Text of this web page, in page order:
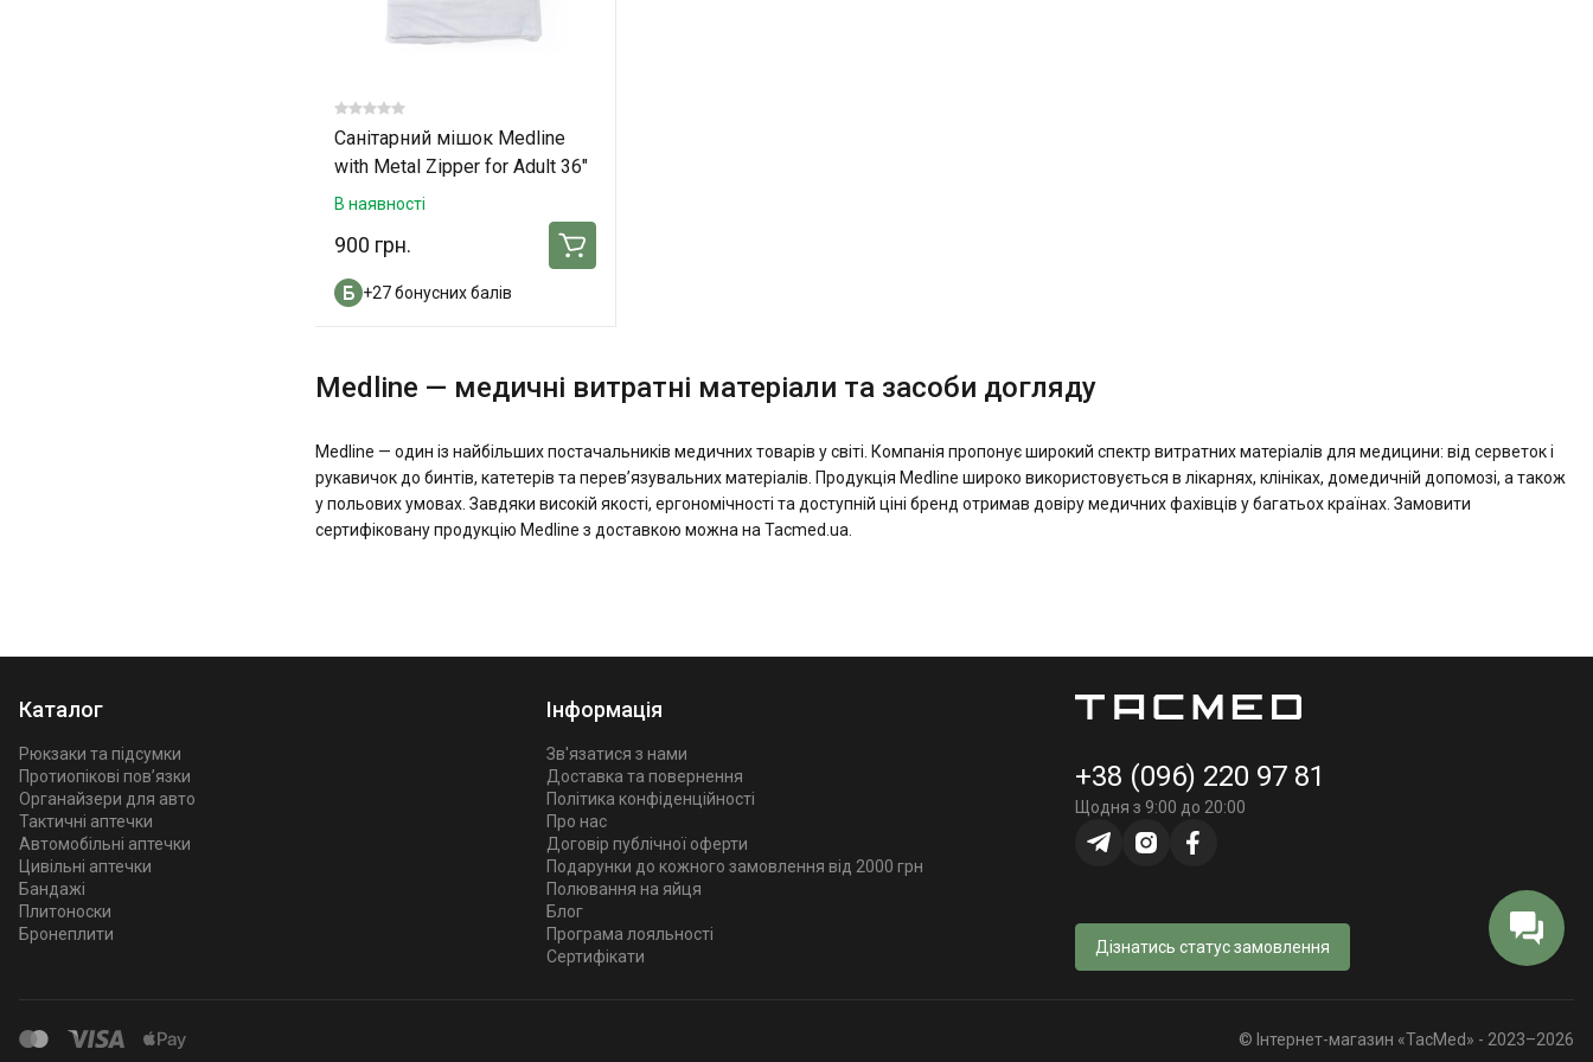
Санітарний мішок Medline
with Metal Zipper for Adult 36"
x 90"
В наявності
900 грн.
+27 бонусних балів
Medline — медичні витратні матеріали та засоби догляду
Medline — один із найбільших постачальників медичних товарів у світі. Компанія пропонує широкий спектр витратних матеріалів для медицини: від серветок і
рукавичок до бинтів, катетерів та перев’язувальних матеріалів. Продукція Medline широко використовується в лікарнях, клініках, домедичній допомозі, а також
у польових умовах. Завдяки високій якості, ергономічності та доступній ціні бренд отримав довіру медичних фахівців у багатьох країнах. Замовити
сертифіковану продукцію Medline з доставкою можна на Tacmed.ua.
Каталог
Рюкзаки та підсумки
Протиопікові пов’язки
Органайзери для авто
Тактичні аптечки
Автомобільні аптечки
Цивільні аптечки
Бандажі
Плитоноски
Бронеплити
Інформація
Зв'язатися з нами
Доставка та повернення
Політика конфіденційності
Про нас
Договір публічної оферти
Подарунки до кожного замовлення від 2000 грн
Полювання на яйця
Блог
Програма лояльності
Сертифікати
+38 (096) 220 97 81
Щодня з 9:00 до 20:00
Дізнатись статус замовлення
© Інтернет-магазин «TacMed» - 2023–2026